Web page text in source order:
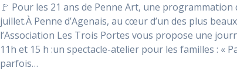
🚩 Pour les 21 ans de Penne Art, une programmation
juillet.À Penne d’Agenais, au cœur d’un des plus
l’Association Les Trois Portes vous propose une
11h et 15 h :un spectacle-atelier pour les familles : «
parfois…